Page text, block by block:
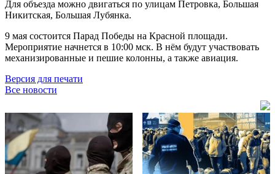
Для объезда можно двигаться по улицам Петровка, Большая
Никитская, Большая Лубянка.
9 мая состоится Парад Победы на Красной площади.
Мероприятие начнется в 10:00 мск. В нём будут участвовать
механизированные и пешие колонны, а также авиация.
Версия для печати
Все новости